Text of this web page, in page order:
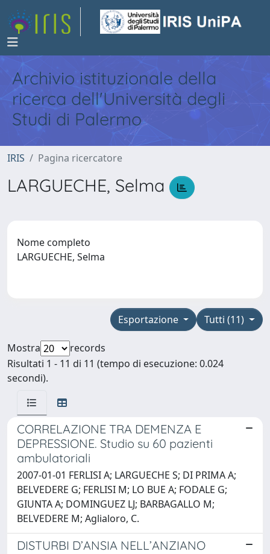
Archivio istituzionale della
ricerca dell'Università degli
Studi di Palermo
IRIS Pagina ricercatore
LARGUECHE, Selma
Nome completo
LARGUECHE, Selma
Tutti (11)
Esportazione
Mostra
records
Risultati 1 - 11 di 11 (tempo di esecuzione: 0.024
secondi).
CORRELAZIONE TRA DEMENZA E
DEPRESSIONE. Studio su 60 pazienti
ambulatoriali
2007-01-01 FERLISI A; LARGUECHE S; DI PRIMA A;
BELVEDERE G; FERLISI M; LO BUE A; FODALE G;
GIUNTA A; DOMINGUEZ LJ; BARBAGALLO M;
BELVEDERE M; Aglialoro, C.
DISTURBI D’ANSIA NELL’ANZIANO